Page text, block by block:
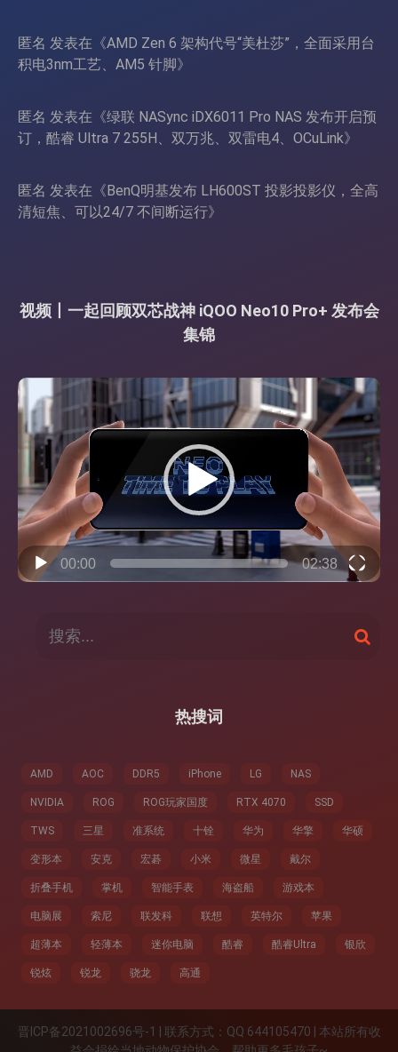
匿名 发表在《AMD Zen 6 架构代号“美杜莎”，全面采用台
积电3nm工艺、AM5 针脚》
匿名 发表在《绿联 NASync iDX6011 Pro NAS 发布开启预
订，酷睿 Ultra 7 255H、双万兆、双雷电4、OCuLink》
匿名 发表在《BenQ明基发布 LH600ST 投影投影仪，全高
清短焦、可以24/7 不间断运行》
视频丨一起回顾双芯战神 iQOO Neo10 Pro+ 发布会
集锦
视
频
播
放
器
00:00 02:38
搜
索
热搜词
AMD AOC DDR5 iPhone LG NAS
NVIDIA ROG ROG玩家国度 RTX 4070 SSD
TWS 三星 准系统 十铨 华为 华擎 华硕
变形本 安克 宏碁 小米 微星 戴尔
折叠手机 掌机 智能手表 海盗船 游戏本
电脑展 索尼 联发科 联想 英特尔 苹果
超薄本 轻薄本 迷你电脑 酷睿 酷睿Ultra 银欣
锐炫 锐龙 骁龙 高通
晋ICP备2021002696号-1 | 联系方式：QQ 644105470 | 本站所有收